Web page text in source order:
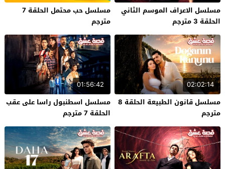
مسلسل الاعراف الموسم الثاني
الحلقة 3 مترجم
مسلسل حب محتمل الحلقة 7
مترجم
02:02:14
مسلسل قانون الطبيعة الحلقة 8
مترجم
01:56:42
مسلسل اسطنبول راسا على عقب
الحلقة 7 مترجم